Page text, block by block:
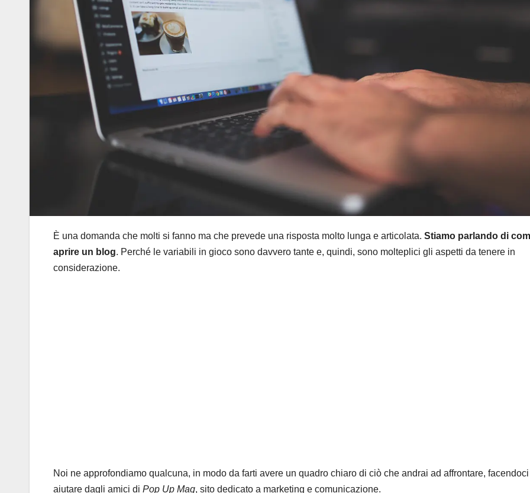
È una domanda che molti si fanno ma che prevede una risposta molto lunga e articolata. Stiamo parlando di
aprire un blog. Perché le variabili in gioco sono davvero tante e, quindi, sono molteplici gli aspetti da tenere in
considerazione.
Noi ne approfondiamo qualcuna, in modo da farti avere un quadro chiaro di ciò che andrai ad affrontare, facendoci
aiutare dagli amici di Pop Up Mag, sito dedicato a marketing e comunicazione.